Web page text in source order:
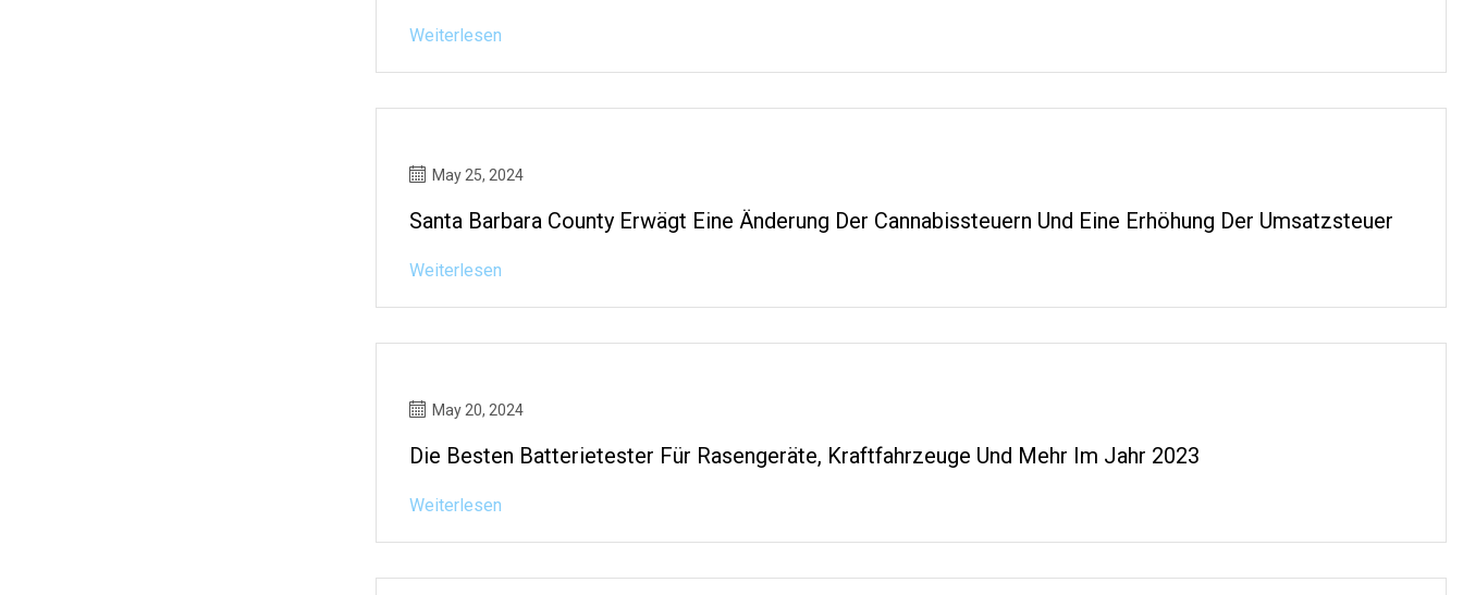
Weiterlesen
May 25, 2024
Santa Barbara County Erwägt Eine Änderung Der Cannabissteuern Und Eine Erhöhung Der Umsatzsteuer
Weiterlesen
May 20, 2024
Die Besten Batterietester Für Rasengeräte, Kraftfahrzeuge Und Mehr Im Jahr 2023
Weiterlesen